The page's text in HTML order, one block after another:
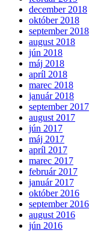
december 2018
október 2018
september 2018
august 2018
jún 2018
máj 2018
apríl 2018
marec 2018
január 2018
september 2017
august 2017
jún 2017
máj 2017
apríl 2017
marec 2017
február 2017
január 2017
október 2016
september 2016
august 2016
jún 2016